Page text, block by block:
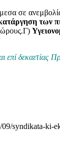
σε
των
επί
syndikata-ki-